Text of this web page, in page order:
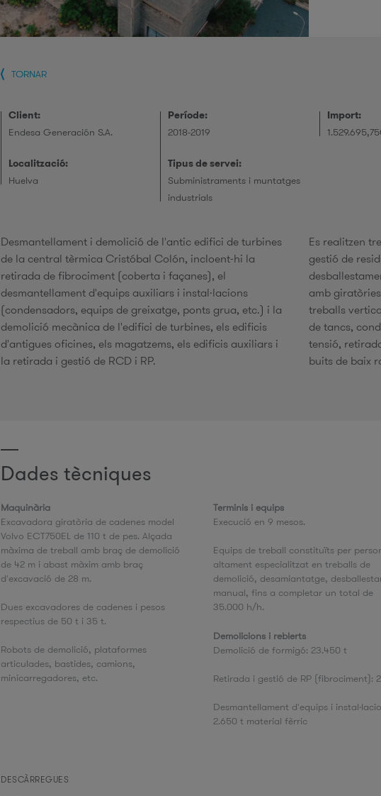
e
c
a
TORNAR
Client:
Endesa Generación S.A.
Localització:
Huelva
Període:
2018-2019
Tipus de servei:
Subministraments i muntatges
industrials
Import:
Desmantellament i demolició de l'antic edifici de turbines
de la central tèrmica Cristóbal Colón, incloent-hi la
retirada de fibrociment (coberta i façanes), el
desmantellament d'equips auxiliars i instal·lacions
(condensadors, equips de greixatge, ponts grua, etc.) i la
demolició mecànica de l'edifici de turbines, els edificis
d'antigues oficines, els magatzems, els edificis auxiliars i
la retirada i gestió de RCD i RP.
Es realitzen
gestió de
amb
treballs
de tancs,
tensió,
buits de baix
Dades tècniques
Maquinària
Excavadora giratòria de cadenes model
Volvo ECT750EL de 110 t de pes. Alçada
màxima de treball amb braç de demolició
de 42 m i abast màxim amb braç
d'excavació de 28 m.
Dues excavadores de cadenes i pesos
respectius de 50 t i 35 t.
Robots de demolició, plataformes
articulades, bastides, camions,
minicarregadores, etc.
Terminis i equips
Execució en 9 mesos.
Equips de treball constituïts per
altament especialitzat en treballs de
demolició, desamiantatge,
manual, fins a completar un total de
35.000 h/h.
Demolicions i reblerts
Demolició de formigó: 23.450 t
Retirada i gestió de RP (fibrociment):
Desmantellament d'equips i
2.650 t material fèrric
DESCÀRREGUES